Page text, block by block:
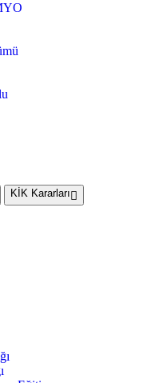
KİK Kararları